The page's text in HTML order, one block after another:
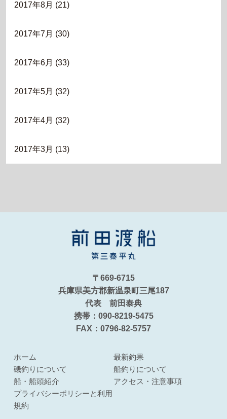
2017年8月 (21)
2017年7月 (30)
2017年6月 (33)
2017年5月 (32)
2017年4月 (32)
2017年3月 (13)
〒669-6715
兵庫県美方郡新温泉町三尾187
代表 前田泰典
携帯：090-8219-5475
FAX：0796-82-5757
ホーム
最新釣果
磯釣りについて
船釣りについて
船・船頭紹介
アクセス・注意事項
プライバシーポリシーと利用
規約